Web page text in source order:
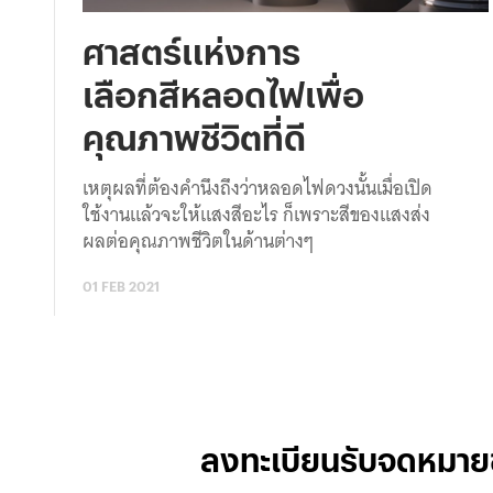
ศาสตร์แห่งการ
เลือกสีหลอดไฟเพื่อ
คุณภาพชีวิตที่ดี
เหตุผลที่ต้องคำนึงถึงว่าหลอดไฟดวงนั้นเมื่อเปิด
ใช้งานแล้วจะให้แสงสีอะไร ก็เพราะสีของแสงส่ง
ผลต่อคุณภาพชีวิตในด้านต่างๆ
01 FEB 2021
ลงทะเบียนรับจดหมา